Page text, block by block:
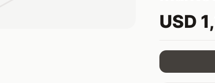
USD